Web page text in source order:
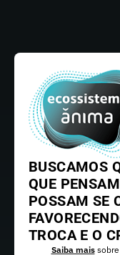
BUSCAMOS
QUE
POSSAM SE
TROCA E O
Saiba maissobre